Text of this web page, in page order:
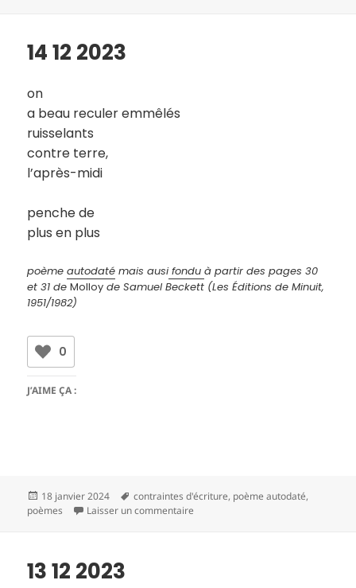
14 12 2023
on
a beau reculer emmêlés
ruisselants
contre terre,
l’après-midi
penche de
plus en plus
poèmeautodaté mais ausifonduà partir des pages 30
et 31 deMolloy de Samuel Beckett (Les Éditions de Minuit,
1951/1982)
0
J’AIME ÇA :
Publié
le
18 janvier 2024
Mots-
clés
contraintes d'écriture, poème autodaté,
poèmes
Laisser un commentaire
13 12 2023